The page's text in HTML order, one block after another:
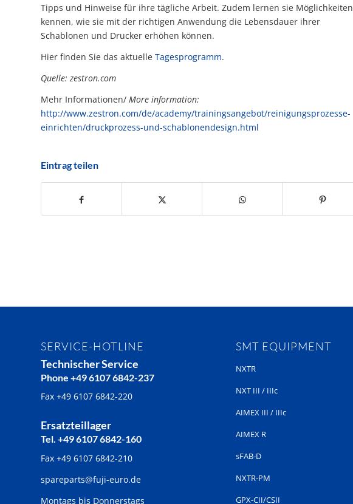
Tipps und Hinweise für ihre tägliche Arbeit. Zudem lernen sie Möglichkeiten
kennen, wie sie mit der richtigen Anwendung die Lebensdauer ihrer
Schablonen und Drucker erhöhen können.
Hier finden Sie das aktuelle Tagesprogramm.
Quelle: zestron.com
Mehr Informationen/ More information:
http://www.zestron.com/de/academy/trainingsangebot/reinigungsprozesse-
einrichten/druckprozess-und-schablonendesign.html
Eintrag teilen
SERVICE-HOTLINE
Technischer Service
Phone +49 6107 6842-237
Fax +49 6107 6842-220
Ersatzteillager
Tel. +49 6107 6842-160
Fax +49 6107 6842-210
spareparts@fuji-euro.de
Montags bis Donnerstags
SMT EQUIPMENT
NXTR
NXT III / IIIc
AIMEX III / IIIc
AIMEX R
sFAB-D
NXTR-PM
GPX-CII/CSII